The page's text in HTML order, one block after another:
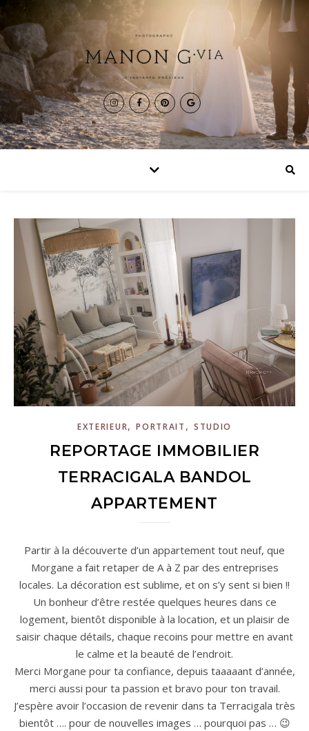
EXTERIEUR,PORTRAIT , STUDIO
REPORTAGE IMMOBILIER
TERRACIGALA BANDOL
APPARTEMENT
Partir à la découverte d’un appartement tout neuf, que
Morgane a fait retaper de A à Z par des entreprises
locales. La décoration est sublime, et on s’y sent si bien !!
Un bonheur d’être restée quelques heures dans ce
logement, bientôt disponible à la location, et un plaisir de
saisir chaque détails, chaque recoins pour mettre en avant
le calme et la beauté de l’endroit.
Merci Morgane pour ta confiance, depuis taaaaant d’année,
merci aussi pour ta passion et bravo pour ton travail.
J’espère avoir l’occasion de revenir dans ta Terracigala très
bientôt …. pour de nouvelles images … pourquoi pas … 😉